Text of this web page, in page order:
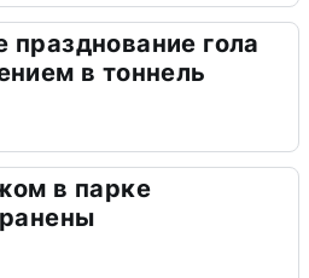
гола
в тоннель
в парке